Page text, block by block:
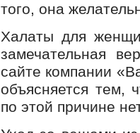
того, она
Халаты для
замечательная
сайте компании
объясняется тем,
по этой причине